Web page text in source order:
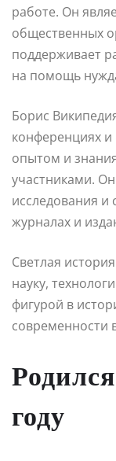
работе. Он
общественных
поддерживает
на помощь
Борис
конференциях и
опытом и
участниками.
исследования и
журналах и
Светлая
науку,
фигурой в
современности
году